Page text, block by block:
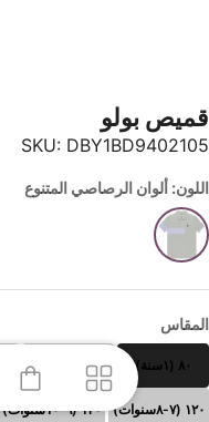
قميص بولو
SKU: DBY1BD9402105
اللون: ألوان الرصاصي المتنوع
المقاس
٨٠ (١سنة) ٩٠(٢ سنوات)
١٢٠ (٧-٨سنوات) ١٣٠ (٩-١٠سنوات)